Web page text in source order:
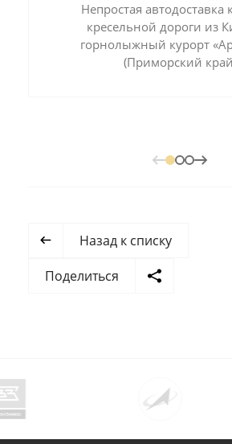
Непростая автодоставка
кресельной дороги из
горнолыжный курорт
(Приморский
Назад к списку
Поделиться